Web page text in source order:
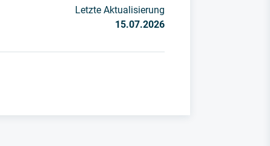
Letzte Aktualisierung
15.07.2026